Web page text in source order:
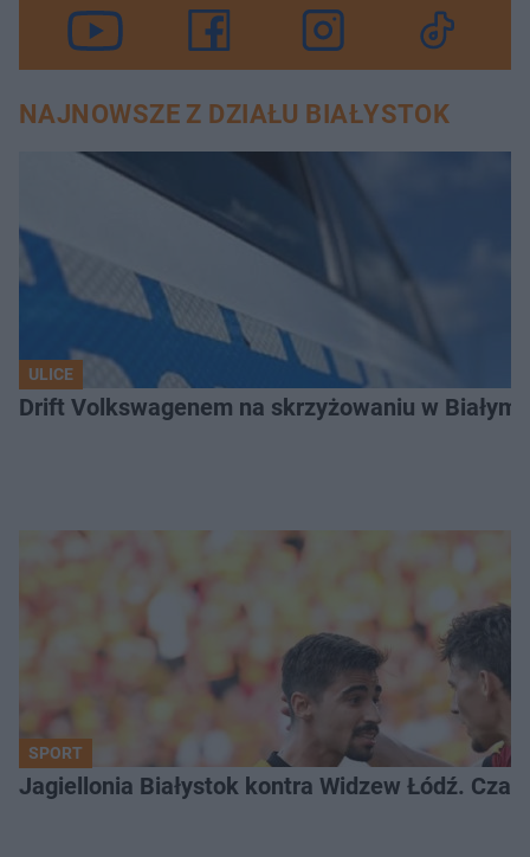
NAJNOWSZE Z DZIAŁU BIAŁYSTOK
ULICE
Drift Volkswagenem na skrzyżowaniu w
SPORT
Jagiellonia Białystok kontra Widzew Łódź.